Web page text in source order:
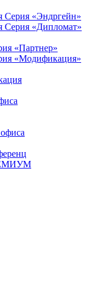
Серия «Эндргейн»
Серия «Дипломат»
«Партнер»
«Модификация»